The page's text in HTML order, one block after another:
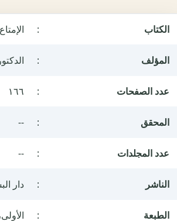
الكتاب :
المؤلف :
عدد الصفحات : ١٦٦
المحقق :
--
عدد المجلدات :
--
الناشر : دار
الطبعة : الأولى،